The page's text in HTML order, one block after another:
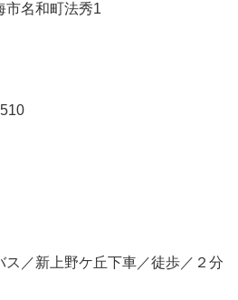
名和町法秀1
／新上野ケ丘下車／徒歩／２分